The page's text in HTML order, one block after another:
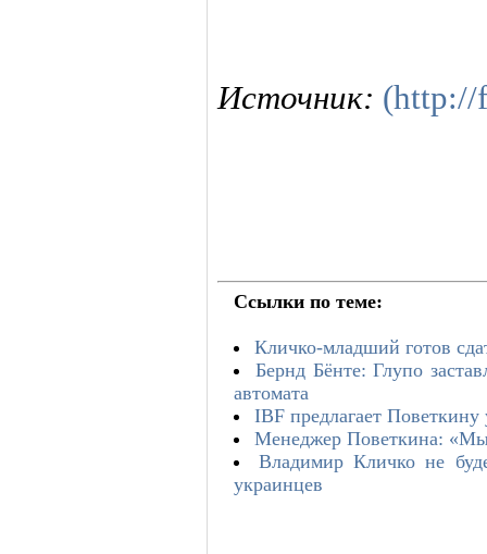
Источник: (http://
Ссылки по теме:
Кличко-младший готов
Бернд Бёнте: Глупо
автомата
IBF предлагает
Менеджер Поветкина: «Мы
Владимир Кличко не
украинцев